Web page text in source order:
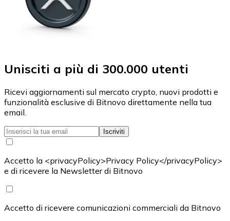
Unisciti a più di 300.000 utenti
Ricevi aggiornamenti sul mercato crypto, nuovi prodotti e
funzionalità esclusive di Bitnovo direttamente nella tua
email.
Iscriviti
Accetto la <privacyPolicy>Privacy Policy</privacyPolicy>
e di ricevere la Newsletter di Bitnovo
Accetto di ricevere comunicazioni commerciali da Bitnovo